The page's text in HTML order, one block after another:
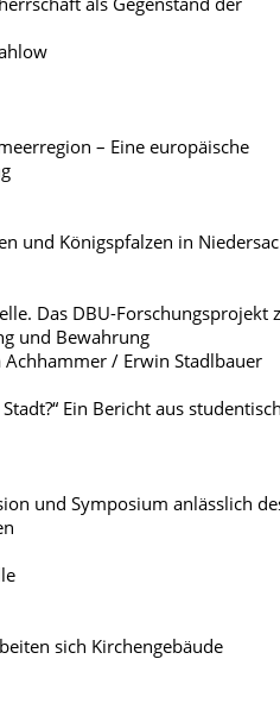
– Eine europäische
und Königspfalzen in
Das DBU-Forschungsprojekt
und Bewahrung
/ Erwin Stadlbauer
Ein Bericht aus
und Symposium anlässlich
sich Kirchengebäude